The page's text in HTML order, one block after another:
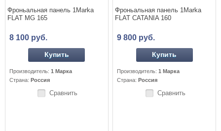
Фроньальная панель 1Marka
FLAT MG 165
8 100 руб.
Купить
Производитель:1 Марка
Страна:Россия
Сравнить
Фроньальная панель 1Marka
FLAT CATANIA 160
9 800 руб.
Купить
Производитель:1 Марка
Страна:Россия
Сравнить